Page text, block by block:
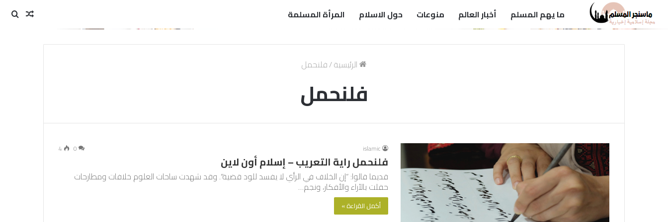
ما يهم المسلم أخبار العالم منوعات حول الاسلام المرأة المسلمة
مقال
الرئيسية/فلنحمل
فلنحمل
islamic
0
4
فلنحمل راية التعريب – إسلام أون لاين
قديما قالوا: “إن الخلاف في الرأي لا يفسد للود قضية”. وقد شهدت ساحات العلوم خلافات ومطارحات
حفلت بالآراء والأفكار، ونجم…
أكمل القراءة »